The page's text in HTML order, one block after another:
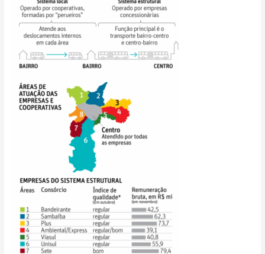
pagamento
empresas
ônibus
em
2018